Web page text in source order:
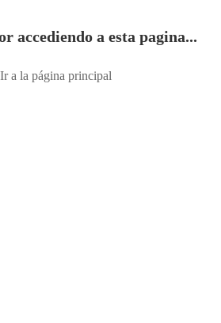
accediendo a esta pagina...
Ir a la página principal